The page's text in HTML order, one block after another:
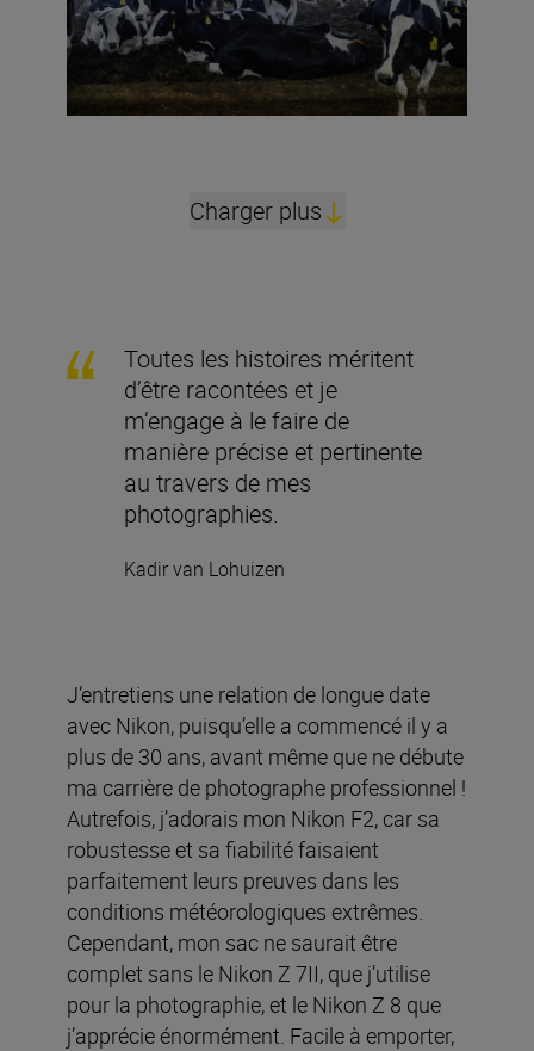
Charger plus
Toutes les histoires méritent
d’être racontées et je
m’engage à le faire de
manière précise et pertinente
au travers de mes
photographies.
Kadir van Lohuizen
J’entretiens une relation de longue date
avec Nikon, puisqu’elle a commencé il y a
plus de 30 ans, avant même que ne débute
ma carrière de photographe professionnel !
Autrefois, j’adorais mon Nikon F2, car sa
robustesse et sa fiabilité faisaient
parfaitement leurs preuves dans les
conditions météorologiques extrêmes.
Cependant, mon sac ne saurait être
complet sans le Nikon Z 7II, que j’utilise
pour la photographie, et le Nikon Z 8 que
j’apprécie énormément. Facile à emporter,